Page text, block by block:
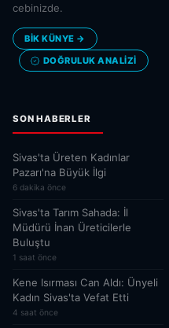
cebinizde.
BİK KÜNYE →
DOĞRULUK ANALIZI
SON HABERLER
Sivas'ta Üreten Kadınlar
Pazarı'na Büyük İlgi
6 dakika önce
Sivas'ta Tarım Sahada: İl
Müdürü İnan Üreticilerle
Buluştu
1 saat önce
Kene Isırması Can Aldı: Ünyeli
Kadın Sivas'ta Vefat Etti
4 saat önce